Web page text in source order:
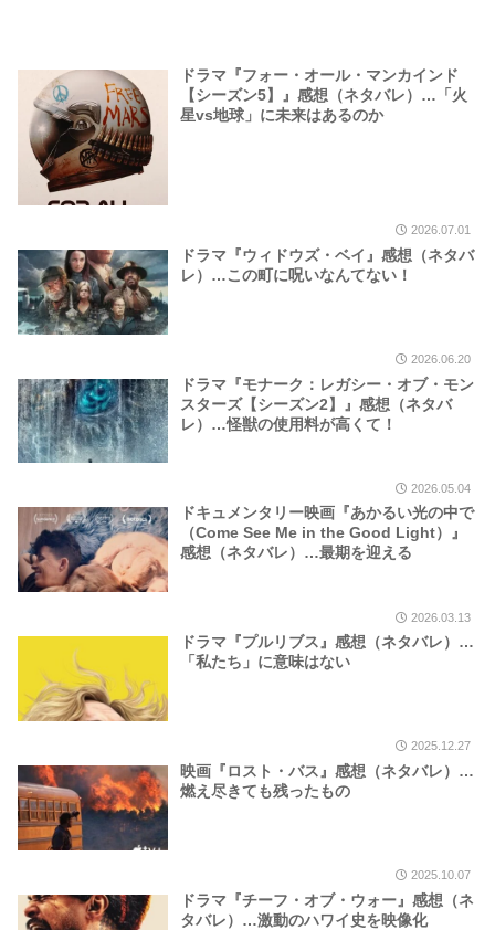
ドラマ『フォー・オール・マンカインド
【シーズン5】』感想（ネタバレ）…「火
星vs地球」に未来はあるのか
2026.07.01
ドラマ『ウィドウズ・ベイ』感想（ネタバ
レ）…この町に呪いなんてない！
2026.06.20
ドラマ『モナーク：レガシー・オブ・モン
スターズ【シーズン2】』感想（ネタバ
レ）…怪獣の使用料が高くて！
2026.05.04
ドキュメンタリー映画『あかるい光の中で
（Come See Me in the Good Light）』
感想（ネタバレ）…最期を迎える
2026.03.13
ドラマ『プルリブス』感想（ネタバレ）…
「私たち」に意味はない
2025.12.27
映画『ロスト・バス』感想（ネタバレ）…
燃え尽きても残ったもの
2025.10.07
ドラマ『チーフ・オブ・ウォー』感想（ネ
タバレ）…激動のハワイ史を映像化